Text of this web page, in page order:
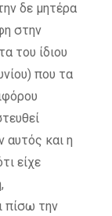
δε μητέρα
στην
του ίδιου
που τα
αυτός και η
είχε
πίσω την